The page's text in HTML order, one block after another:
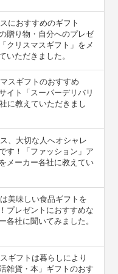
におすすめのギフト
贈り物・自分へのプレゼ
クリスマスギフト」をメ
いただきました。
スギフトのおすすめ
イト「スーパーデリバリ
に教えていただきまし
、大切な人へオシャレ
す！「ファッション」ア
メーカー各社に教えてい
美味しい食品ギフトを
プレゼントにおすすめな
各社に聞いてみました。
ギフトは暮らしにより
雑貨・本」ギフトのおす